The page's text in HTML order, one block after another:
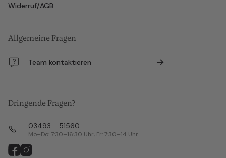
Widerruf/AGB
Allgemeine Fragen
Team kontaktieren
Dringende Fragen?
03493 - 51560
Mo–Do: 7:30–16:30 Uhr, Fr: 7:30–14 Uhr